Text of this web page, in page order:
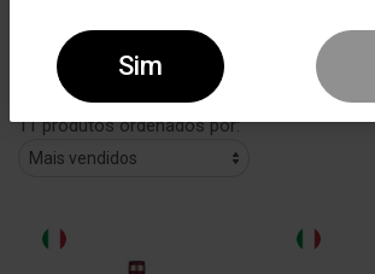
Filtros
11 produtos ordenados por:
Sim